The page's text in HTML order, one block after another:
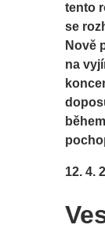
tento
se
Nově
na
12. 4.